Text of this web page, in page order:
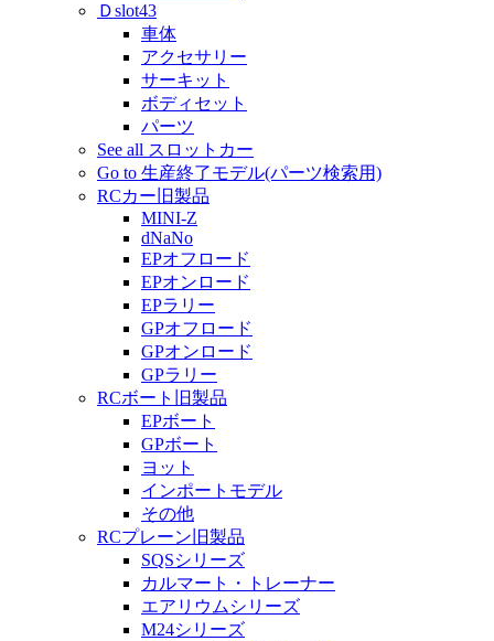
Ｄslot43
車体
アクセサリー
サーキット
ボディセット
パーツ
See all スロットカー
Go to 生産終了モデル(パーツ検索用)
RCカー旧製品
MINI-Z
dNaNo
EPオフロード
EPオンロード
EPラリー
GPオフロード
GPオンロード
GPラリー
RCボート旧製品
EPボート
GPボート
ヨット
インポートモデル
その他
RCプレーン旧製品
SQSシリーズ
カルマート・トレーナー
エアリウムシリーズ
M24シリーズ